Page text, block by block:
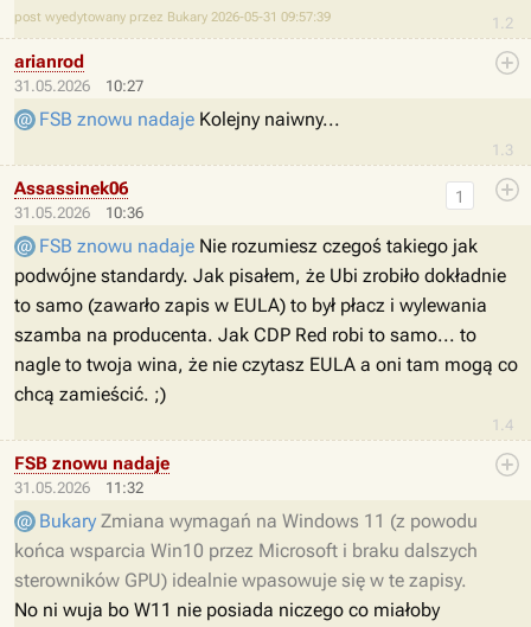
1.2
post wyedytowany przez Bukary 2026-05-31 09:57:39
31.05.2026 10:27
1.3
arianrod
FSB znowu nadaje Kolejny naiwny...
31.05.2026 10:36
1.4
1
Assassinek06
FSB znowu nadaje Nie rozumiesz czegoś takiego jak
podwójne standardy. Jak pisałem, że Ubi zrobiło dokładnie
to samo (zawarło zapis w EULA) to był płacz i wylewania
szamba na producenta. Jak CDP Red robi to samo... to
nagle to twoja wina, że nie czytasz EULA a oni tam mogą co
chcą zamieścić. ;)
31.05.2026 11:32
FSB znowu nadaje
Bukary Zmiana wymagań na Windows 11 (z powodu
końca wsparcia Win10 przez Microsoft i braku dalszych
sterowników GPU) idealnie wpasowuje się w te zapisy.
No ni wuja bo W11 nie posiada niczego co miałoby